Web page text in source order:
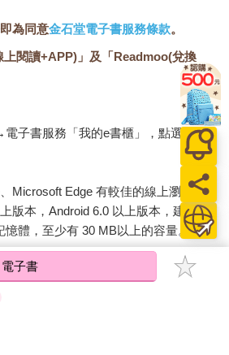
為同意金石堂電子書服務條款。
上閱讀+APP)」及「Readmoo(兌換
子書服務「我的e書櫃」，點選線上
Microsoft Edge 有較佳的線上瀏覽效
版本，Android 6.0 以上版本，建議裝
憶體，至少有 30 MB以上的容量。
Android
，請依照提示登入「會員中心」→「我
電子書